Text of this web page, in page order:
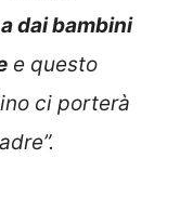
dai bambini
e questo
ci porterà